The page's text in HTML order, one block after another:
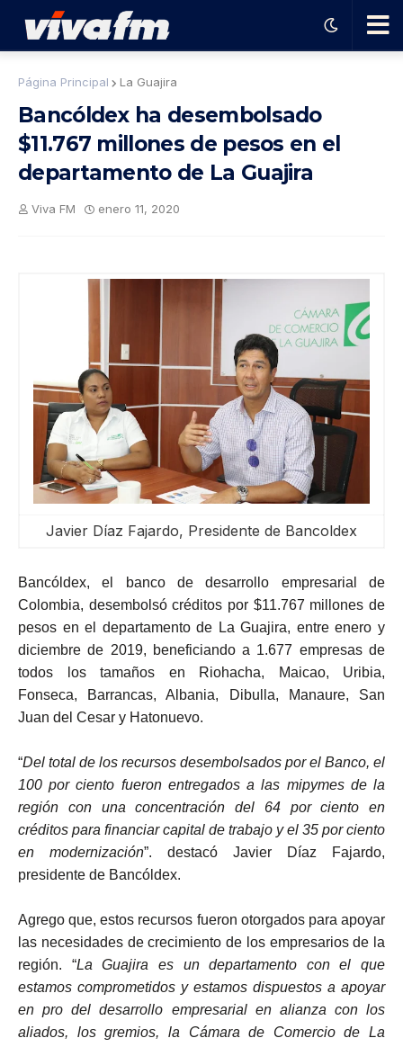
Ha
el
pro
gra
ma
Página Principal La Guajira
Bancóldex ha desembolsado
$11.767 millones de pesos en el
departamento de La Guajira
Viva FM enero 11, 2020
Javier Díaz Fajardo, Presidente de Bancoldex
Bancóldex, el banco de desarrollo empresarial de
Colombia, desembolsó créditos por $11.767 millones de
pesos en el departamento de La Guajira, entre enero y
diciembre de 2019, beneficiando a 1.677 empresas de
todos los tamaños en Riohacha, Maicao, Uribia,
Fonseca, Barrancas, Albania, Dibulla, Manaure, San
Juan del Cesar y Hatonuevo.
“Del total de los recursos desembolsados por el Banco, el
100 por ciento fueron entregados a las mipymes de la
región con una concentración del 64 por ciento en
créditos para financiar capital de trabajo y el 35 por ciento
en modernización”. destacó Javier Díaz Fajardo,
presidente de Bancóldex.
Agrego que, estos recursos fueron otorgados para apoyar
las necesidades de crecimiento de los empresarios de la
región. “La Guajira es un departamento con el que
estamos comprometidos y estamos dispuestos a apoyar
en pro del desarrollo empresarial en alianza con los
aliados, los gremios, la Cámara de Comercio de La